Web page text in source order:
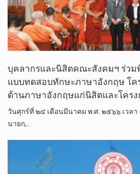
บุคลากรและนิสิตคณะสังคมฯ ร่วม
แบบทดสอบทักษะภาษาอังกฤษ โค
ด้านภาษาอังกฤษแก่นิสิตและโคร
วันศุกร์ที่ ๒๔ เดือนมีนาคม พ.ศ. ๒๕๖๖​ เวล
นายก,…